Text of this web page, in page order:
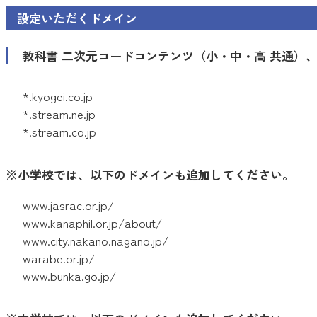
設定いただくドメイン
教科書 二次元コードコンテンツ（小・中・高 共通）
*.kyogei.co.jp
*.stream.ne.jp
*.stream.co.jp
※小学校では、以下のドメインも追加してください。
www.jasrac.or.jp/
www.kanaphil.or.jp/about/
www.city.nakano.nagano.jp/
warabe.or.jp/
www.bunka.go.jp/